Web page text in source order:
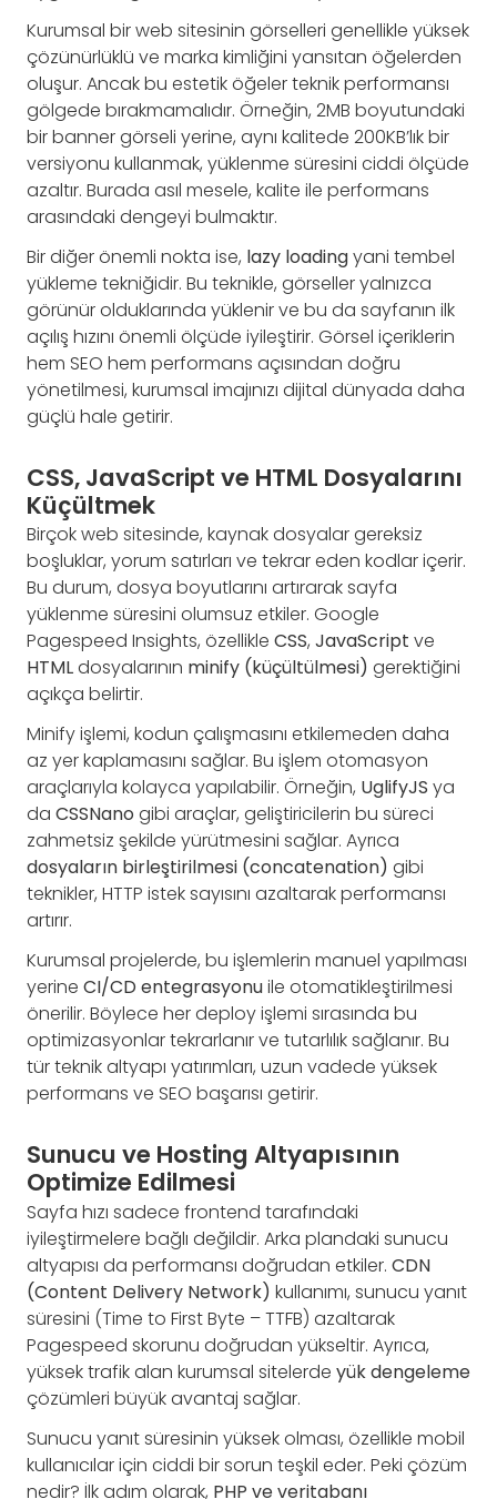
Kurumsal bir web sitesinin görselleri genellikle yüksek
çözünürlüklü ve marka kimliğini yansıtan öğelerden
oluşur. Ancak bu estetik öğeler teknik performansı
gölgede bırakmamalıdır. Örneğin, 2MB boyutundaki
bir banner görseli yerine, aynı kalitede 200KB’lık bir
versiyonu kullanmak, yüklenme süresini ciddi ölçüde
azaltır. Burada asıl mesele, kalite ile performans
arasındaki dengeyi bulmaktır.
Bir diğer önemli nokta ise, lazy loadingyani tembel
yükleme tekniğidir. Bu teknikle, görseller yalnızca
görünür olduklarında yüklenir ve bu da sayfanın ilk
açılış hızını önemli ölçüde iyileştirir. Görsel içeriklerin
hem SEO hem performans açısından doğru
yönetilmesi, kurumsal imajınızı dijital dünyada daha
güçlü hale getirir.
CSS, JavaScript ve HTML Dosyalarını
Küçültmek
Birçok web sitesinde, kaynak dosyalar gereksiz
boşluklar, yorum satırları ve tekrar eden kodlar içerir.
Bu durum, dosya boyutlarını artırarak sayfa
yüklenme süresini olumsuz etkiler. Google
Pagespeed Insights, özellikle CSS, JavaScript ve
HTMLdosyalarının minify (küçültülmesi) gerektiğini
açıkça belirtir.
Minify işlemi, kodun çalışmasını etkilemeden daha
az yer kaplamasını sağlar. Bu işlem otomasyon
araçlarıyla kolayca yapılabilir. Örneğin, UglifyJS ya
da CSSNano gibi araçlar, geliştiricilerin bu süreci
zahmetsiz şekilde yürütmesini sağlar. Ayrıca
dosyaların birleştirilmesi (concatenation) gibi
teknikler, HTTP istek sayısını azaltarak performansı
artırır.
Kurumsal projelerde, bu işlemlerin manuel yapılması
yerine CI/CD entegrasyonuile otomatikleştirilmesi
önerilir. Böylece her deploy işlemi sırasında bu
optimizasyonlar tekrarlanır ve tutarlılık sağlanır. Bu
tür teknik altyapı yatırımları, uzun vadede yüksek
performans ve SEO başarısı getirir.
Sunucu ve Hosting Altyapısının
Optimize Edilmesi
Sayfa hızı sadece frontend tarafındaki
iyileştirmelere bağlı değildir. Arka plandaki sunucu
altyapısı da performansı doğrudan etkiler. CDN
(Content Delivery Network) kullanımı, sunucu yanıt
süresini (Time to First Byte – TTFB) azaltarak
Pagespeed skorunu doğrudan yükseltir. Ayrıca,
yüksek trafik alan kurumsal sitelerde yük dengeleme
çözümleri büyük avantaj sağlar.
Sunucu yanıt süresinin yüksek olması, özellikle mobil
kullanıcılar için ciddi bir sorun teşkil eder. Peki çözüm
nedir? İlk adım olarak, PHP ve veritabanı